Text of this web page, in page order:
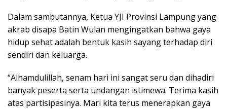
Dalam sambutannya, Ketua YJI Provinsi Lampung yang
akrab disapa Batin Wulan mengingatkan bahwa gaya
hidup sehat adalah bentuk kasih sayang terhadap diri
sendiri dan keluarga.
“Alhamdulillah, senam hari ini sangat seru dan dihadiri
banyak peserta serta undangan istimewa. Terima kasih
atas partisipasinya. Mari kita terus menerapkan gaya